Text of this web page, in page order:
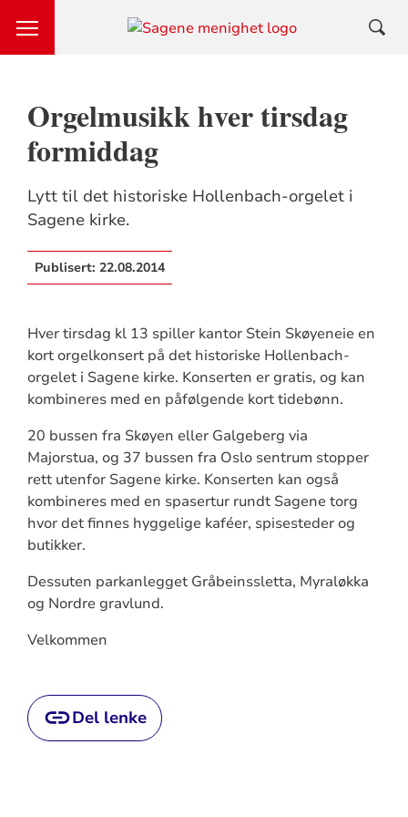
Orgelmusikk hver tirsdag
formiddag
Lytt til det historiske Hollenbach-orgelet i
Sagene kirke.
Publisert: 22.08.2014
Hver tirsdag kl 13 spiller kantor Stein Skøyeneie en
kort orgelkonsert på det historiske Hollenbach-
orgelet i Sagene kirke. Konserten er gratis, og kan
kombineres med en påfølgende kort tidebønn.
20 bussen fra Skøyen eller Galgeberg via
Majorstua, og 37 bussen fra Oslo sentrum stopper
rett utenfor Sagene kirke. Konserten kan også
kombineres med en spasertur rundt Sagene torg
hvor det finnes hyggelige kaféer, spisesteder og
butikker.
Dessuten parkanlegget Gråbeinssletta, Myraløkka
og Nordre gravlund.
Velkommen
Del lenke